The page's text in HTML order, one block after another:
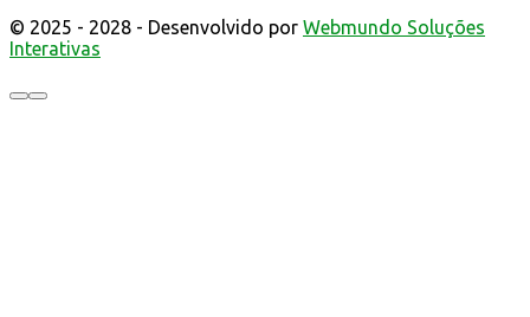
© 2025 - 2028 - Desenvolvido por Webmundo Soluções
Interativas